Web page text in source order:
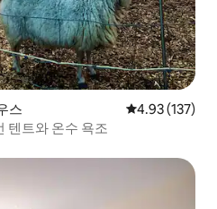
스 평점 4.93점(5
4.93 (137)
텐트와 온수 욕조